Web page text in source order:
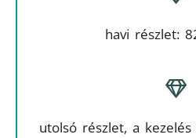
havi részlet:
utolsó részlet, a